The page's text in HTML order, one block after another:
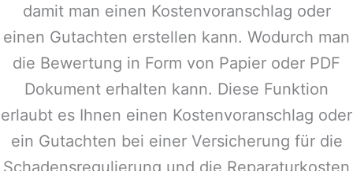
damit man einen Kostenvoranschlag oder
einen Gutachten erstellen kann. Wodurch man
die Bewertung in Form von Papier oder PDF
Dokument erhalten kann. Diese Funktion
erlaubt es Ihnen einen Kostenvoranschlag oder
ein Gutachten bei einer Versicherung für die
Schadensregulierung und die Reparaturkosten